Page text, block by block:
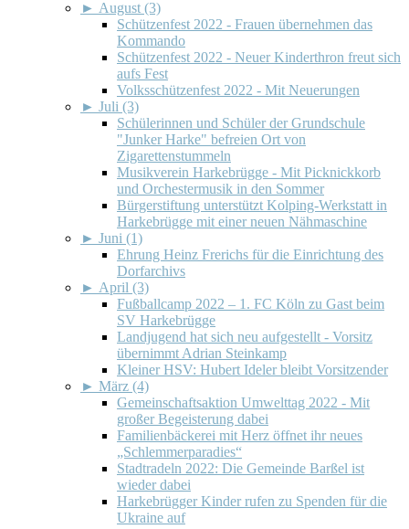
► August (3)
Schützenfest 2022 - Frauen übernehmen das
Kommando
Schützenfest 2022 - Neuer Kinderthron freut sich
aufs Fest
Volksschützenfest 2022 - Mit Neuerungen
► Juli (3)
Schülerinnen und Schüler der Grundschule
"Junker Harke" befreien Ort von
Zigarettenstummeln
Musikverein Harkebrügge - Mit Picknickkorb
und Orchestermusik in den Sommer
Bürgerstiftung unterstützt Kolping-Werkstatt in
Harkebrügge mit einer neuen Nähmaschine
► Juni (1)
Ehrung Heinz Frerichs für die Einrichtung des
Dorfarchivs
► April (3)
Fußballcamp 2022 – 1. FC Köln zu Gast beim
SV Harkebrügge
Landjugend hat sich neu aufgestellt - Vorsitz
übernimmt Adrian Steinkamp
Kleiner HSV: Hubert Ideler bleibt Vorsitzender
► März (4)
Gemeinschaftsaktion Umwelttag 2022 - Mit
großer Begeisterung dabei
Familienbäckerei mit Herz öffnet ihr neues
„Schlemmerparadies“
Stadtradeln 2022: Die Gemeinde Barßel ist
wieder dabei
Harkebrügger Kinder rufen zu Spenden für die
Ukraine auf